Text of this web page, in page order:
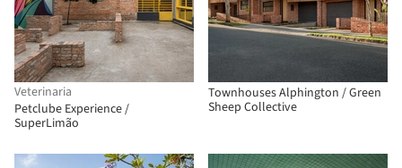
Veterinaria
Petclube Experience /
SuperLimão
Townhouses Alphington / Green
Sheep Collective